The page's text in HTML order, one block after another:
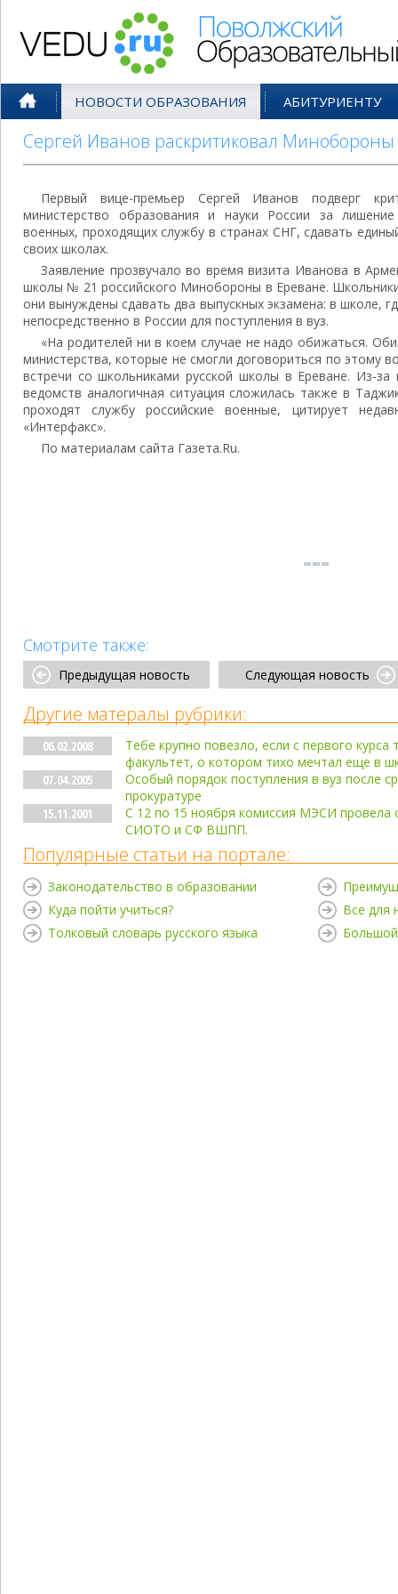
НОВОСТИ ОБРАЗОВАНИЯ АБИТУРИЕНТУ
Сергей Иванов раскритиковал
Первый вице-премьер Сергей Иванов подверг
министерство образования и науки России за
военных, проходящих службу в странах СНГ, сдавать
своих школах.
Заявление прозвучало во время визита Иванова в
школы № 21 российского Минобороны в Ереване.
они вынуждены сдавать два выпускных экзамена: в школе,
непосредственно в России для поступления в вуз.
«На родителей ни в коем случае не надо обижаться.
министерства, которые не смогли договориться по этому
встречи со школьниками русской школы в Ереване. Из-за
ведомств аналогичная ситуация сложилась также в
проходят службу российские военные, цитирует
«Интерфакс».
По материалам сайта Газета.Ru.
Смотрите также:
Предыдущая новость Следующая новость
Другие матералы рубрики:
06.02.2008
Тебе крупно повезло, если с первого
факультет, о котором тихо мечтал еще в
07.04.2005
Особый порядок поступления в вуз после
прокуратуре
15.11.2001
С 12 по 15 ноября комиссия МЭСИ провела
СИОТО и СФ ВШПП.
Популярные статьи на портале:
Законодательство в образовании
Куда пойти учиться?
Толковый словарь русского языка
Все для
Большой